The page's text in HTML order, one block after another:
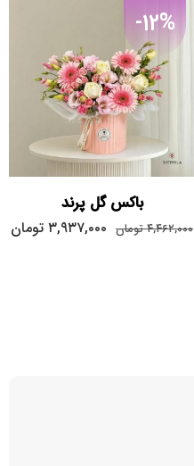
-12%
باکس گل پرند
۴,۴۶۲,۰۰۰ تومان ۳,۹۳۷,۰۰۰ تومان